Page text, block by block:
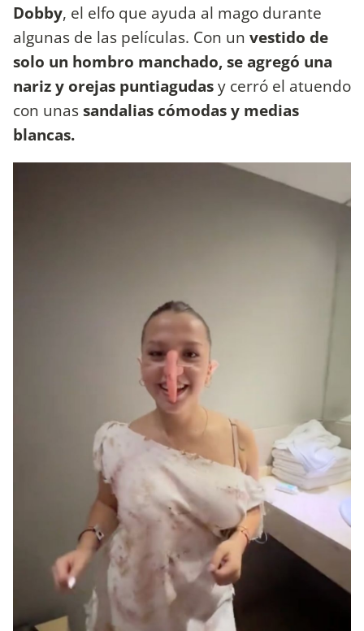
Dobby, el elfo que ayuda al mago durante
algunas de las películas. Con un vestido de
solo un hombro manchado, se agregó una
nariz y orejas puntiagudasy cerró el atuendo
con unassandalias cómodas y medias
blancas.